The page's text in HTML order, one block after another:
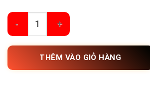
Dán Skin Oneplus 12 Series
THÊM VÀO GIỎ HÀNG